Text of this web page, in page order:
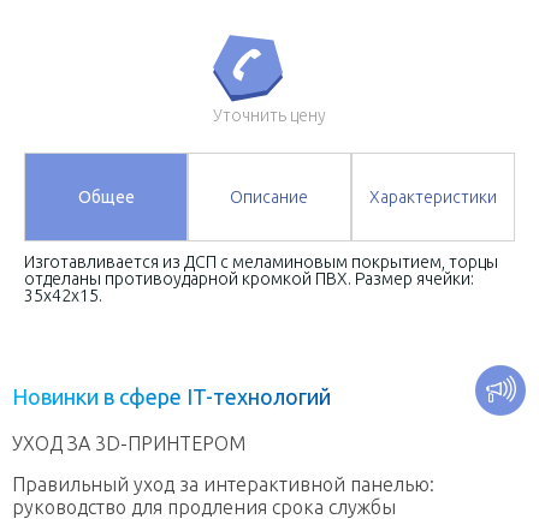
Новинки в сфере IT-технологий
УХОД ЗА 3D-ПРИНТЕРОМ
Правильный уход за интерактивной панелью:
руководство для продления срока службы
Уточнить цену
Общее Описание Характеристики
Изготавливается из ДСП с меламиновым покрытием, торцы
отделаны противоударной кромкой ПВХ. Размер ячейки:
35х42х15.